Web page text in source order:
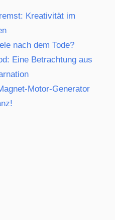
Kreativität im
nach dem Tode?
Eine Betrachtung aus
Motor-Generator